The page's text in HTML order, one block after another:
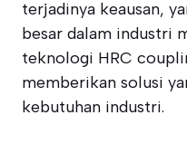
terjadinya keausan,
besar dalam industri
teknologi HRC
memberikan solusi
kebutuhan industri.